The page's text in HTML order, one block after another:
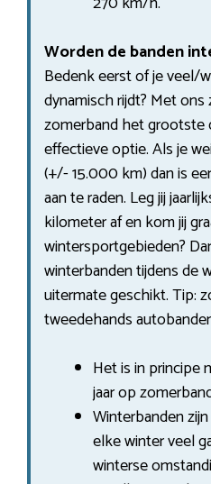
Worden de banden
Bedenk eerst of je veel/
dynamisch rijdt? Met
zomerband het grootste
effectieve optie. Als je
(+/- 15.000 km) dan is
aan te raden. Leg jij
kilometer af en kom jij
wintersportgebieden?
winterbanden tijdens de
uitermate geschikt. Tip:
tweedehands
Het is in principe
jaar op
Winterbanden
elke winter veel
winterse